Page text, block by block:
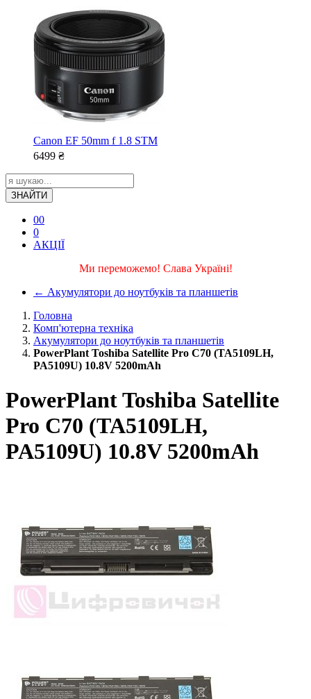
Canon EF 50mm f 1.8 STM
6499 ₴
ЗНАЙТИ
00
0
АКЦІЇ
Ми переможемо! Слава Україні!
← Акумулятори до ноутбуків та планшетів
Головна
Комп'ютерна техніка
Акумулятори до ноутбуків та планшетів
PowerPlant Toshiba Satellite Pro C70 (TA5109LH,
PA5109U) 10.8V 5200mAh
PowerPlant Toshiba Satellite
Pro C70 (TA5109LH,
PA5109U) 10.8V 5200mAh